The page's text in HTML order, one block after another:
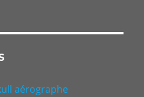
aérographe